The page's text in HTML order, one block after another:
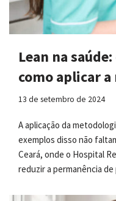
Lean na
como aplicar
13 de setembro de 2024
A aplicação da
exemplos disso não
Ceará, onde o Hospital
reduzir a permanência